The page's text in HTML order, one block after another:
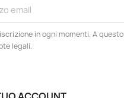
in ogni momenti. A
legali.